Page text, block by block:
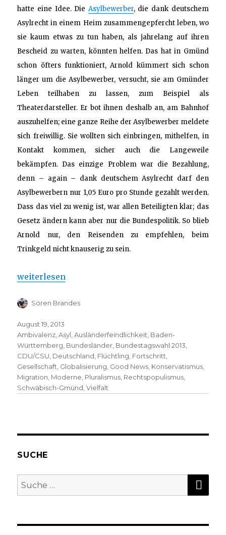
hatte eine Idee. Die Asylbewerber, die dank deutschem
Asylrecht in einem Heim zusammengepfercht leben, wo
sie kaum etwas zu tun haben, als jahrelang auf ihren
Bescheid zu warten, könnten helfen. Das hat in Gmünd
schon öfters funktioniert, Arnold kümmert sich schon
länger um die Asylbewerber, versucht, sie am Gmünder
Leben teilhaben zu lassen, zum Beispiel als
Theaterdarsteller. Er bot ihnen deshalb an, am Bahnhof
auszuhelfen; eine ganze Reihe der Asylbewerber meldete
sich freiwillig. Sie wollten sich einbringen, mithelfen, in
Kontakt kommen, sicher auch die Langeweile
bekämpfen. Das einzige Problem war die Bezahlung,
denn – again – dank deutschem Asylrecht darf den
Asylbewerbern nur 1,05 Euro pro Stunde gezahlt werden.
Dass das viel zu wenig ist, war allen Beteiligten klar; das
Gesetz ändern kann aber nur die Bundespolitik. So blieb
Arnold nur, den Reisenden zu empfehlen, beim
Trinkgeld nicht knauserig zu sein.
„Konservatismus und Ambivalenz – Eine neue
weiterlesen
Sören Brandes
August 19, 2013
Ambivalenz ,Asyl ,Ausländerfeindlichkeit Baden-
Württemberg Bundesländer Bundestagswahl 2013
CDU/CSU Deutschland Flüchtling Fortschritt
Gesellschaft Globalisierung Good News Konservatismus
Migration Moderne Pluralismus Rechtspopulismus
Schwäbisch-Gmünd ,Vielfalt
SUCHE
Suche
nach: